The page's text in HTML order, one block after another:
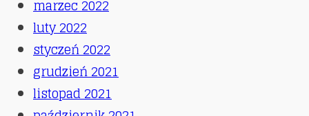
marzec 2022
luty 2022
styczeń 2022
grudzień 2021
listopad 2021